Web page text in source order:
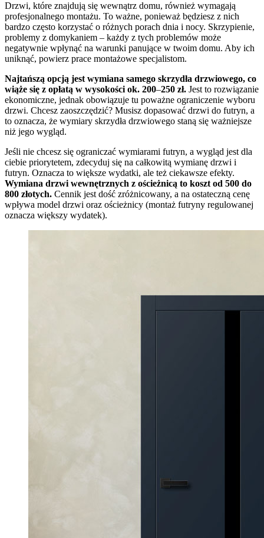
Drzwi, które znajdują się wewnątrz domu, również wymagają
profesjonalnego montażu. To ważne, ponieważ będziesz z nich
bardzo często korzystać o różnych porach dnia i nocy. Skrzypienie,
problemy z domykaniem – każdy z tych problemów może
negatywnie wpłynąć na warunki panujące w twoim domu. Aby ich
uniknąć, powierz prace montażowe specjalistom.
Najtańszą opcją jest wymiana samego skrzydła drzwiowego, co
wiąże się z opłatą w wysokości ok. 200–250 zł. Jest to rozwiązanie
ekonomiczne, jednak obowiązuje tu poważne ograniczenie wyboru
drzwi. Chcesz zaoszczędzić? Musisz dopasować drzwi do futryn, a
to oznacza, że wymiary skrzydła drzwiowego staną się ważniejsze
niż jego wygląd.
Jeśli nie chcesz się ograniczać wymiarami futryn, a wygląd jest dla
ciebie priorytetem, zdecyduj się na całkowitą wymianę drzwi i
futryn. Oznacza to większe wydatki, ale też ciekawsze efekty.
Wymiana drzwi wewnętrznych z ościeżnicą to koszt od 500 do
800 złotych. Cennik jest dość zróżnicowany, a na ostateczną cenę
wpływa model drzwi oraz ościeżnicy (montaż futryny regulowanej
oznacza większy wydatek).